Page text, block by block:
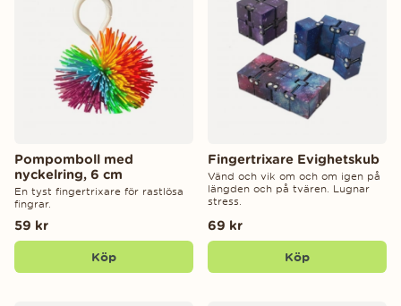
Pompomboll med
nyckelring, 6 cm
En tyst fingertrixare för rastlösa
fingrar.
59 kr
Köp
Fingertrixare Evighetskub
Vänd och vik om och om igen på
längden och på tvären. Lugnar
stress.
69 kr
Köp